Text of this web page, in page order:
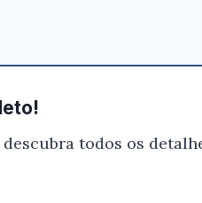
todos os